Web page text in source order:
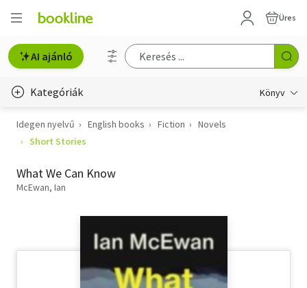
Üres
AI ajánló
Kategóriák Könyv
Életmód, egészség
Gyermek- és ifjúsági
Hobbi, szabadidő
Idegen nyelvű English books Fiction
Novels
Short Stories
What We Can Know
McEwan, Ian